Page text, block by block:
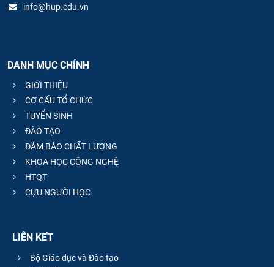
info@hup.edu.vn
DANH MỤC CHÍNH
GIỚI THIỆU
CƠ CẤU TỔ CHỨC
TUYỂN SINH
ĐÀO TẠO
ĐẢM BẢO CHẤT LƯỢNG
KHOA HỌC CÔNG NGHỆ
HTQT
CỰU NGƯỜI HỌC
LIÊN KẾT
Bộ Giáo dục và Đào tạo